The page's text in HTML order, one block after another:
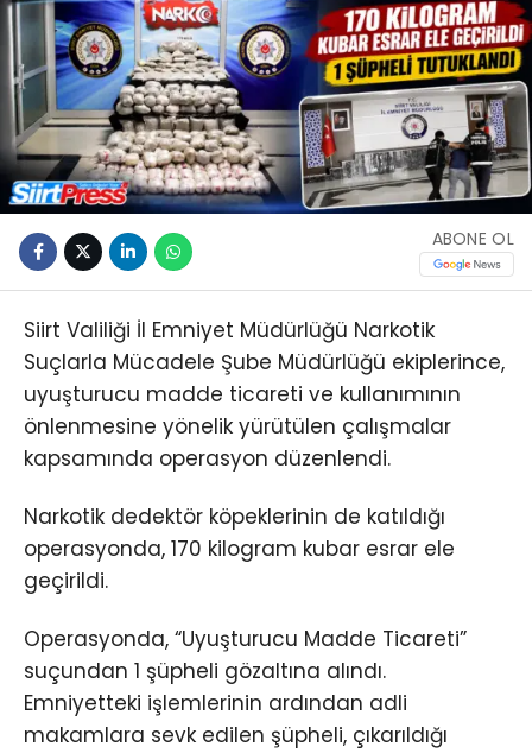
ABONE OL
Siirt Valiliği İl Emniyet Müdürlüğü Narkotik
Suçlarla Mücadele Şube Müdürlüğü ekiplerince,
uyuşturucu madde ticareti ve kullanımının
önlenmesine yönelik yürütülen çalışmalar
kapsamında operasyon düzenlendi.
Narkotik dedektör köpeklerinin de katıldığı
operasyonda, 170 kilogram kubar esrar ele
geçirildi.
Operasyonda, “Uyuşturucu Madde Ticareti”
suçundan 1 şüpheli gözaltına alındı.
Emniyetteki işlemlerinin ardından adli
makamlara sevk edilen şüpheli, çıkarıldığı